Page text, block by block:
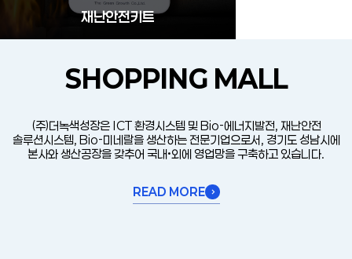
재난안전키트
SHOPPING MALL
(주)더녹색성장은 ICT 환경시스템 및 Bio-에너지발전, 재난안전
솔루션시스템, Bio-미네랄을 생산하는 전문기업으로서, 경기도 성남시에
본사와 생산공장을 갖추어 국내•외에 영업망을 구축하고 있습니다.
READ MORE chevron_right